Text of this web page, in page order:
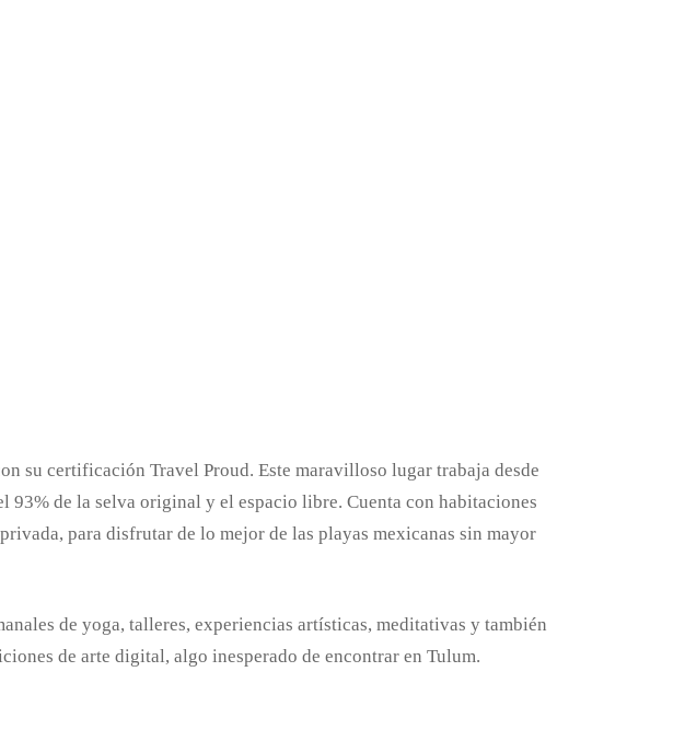
su certificación Travel Proud. Este maravilloso lugar trabaja desde
de la selva original y el espacio libre. Cuenta con habitaciones
para disfrutar de lo mejor de las playas mexicanas sin mayor
de yoga, talleres, experiencias artísticas, meditativas y también
de arte digital, algo inesperado de encontrar en Tulum.